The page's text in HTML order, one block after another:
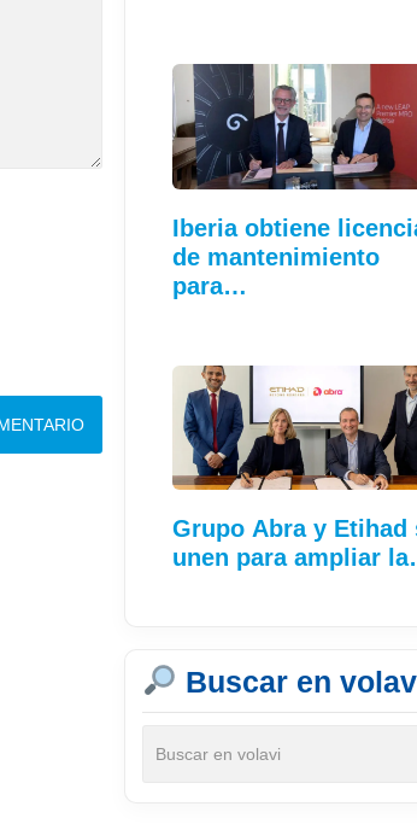
Iberia obtiene
de mantenimiento
para…
Grupo Abra y Etihad
unen para ampliar
Buscar en